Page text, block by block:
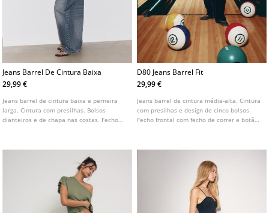
Jeans Barrel De Cintura Baixa
29,99 €
Jeans barrel de cintura baixa e perneira
larga. Cintura com presilhas. Bolsos
dianteiros e de chapa nas costas. Fecho
D80 Jeans Barrel Fit
29,99 €
Jeans barrel de cintura média-alta. Cintura
com presilhas e design de cinco bolsos.
Fecho frontal com fecho de correr e botão.